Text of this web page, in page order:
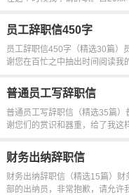
员工辞职信450字
员工辞职信450字（精选30篇）
谢您在百忙之中抽出时间阅读我
普通员工写辞职信
普通员工写辞职信（精选35篇
谢您们的赏识和器重，给了我这
财务出纳辞职信
财务出纳辞职信（精选15篇）
部的出纳员，非常抱歉，请允许